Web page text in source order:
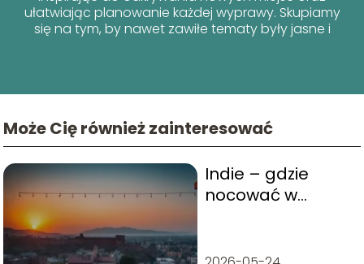
ułatwiając planowanie każdej wyprawy. Skupiamy
się na tym, by nawet zawiłe tematy były jasne i
Może Cię również zainteresować
Indie – gdzie
nocować w